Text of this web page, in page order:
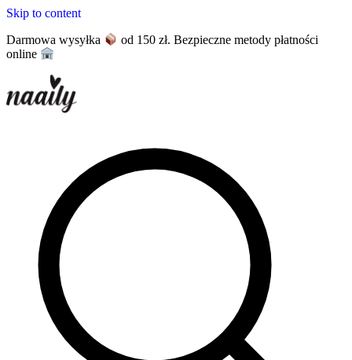
Skip to content
Darmowa wysyłka
od 150 zł. Bezpieczne metody płatności
online